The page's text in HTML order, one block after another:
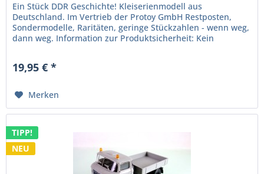
Ein Stück DDR Geschichte! Kleiserienmodell aus
Deutschland. Im Vertrieb der Protoy GmbH Restposten,
Sondermodelle, Raritäten, geringe Stückzahlen - wenn weg,
dann weg. Information zur Produktsicherheit: Kein
19,95 € *
Merken
TIPP!
NEU